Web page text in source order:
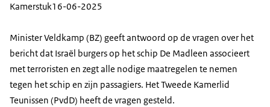
Kamerstuk16-06-2025
Minister Veldkamp (BZ) geeft antwoord op de vragen over het
bericht dat Israël burgers op het schip De Madleen associeert
met terroristen en zegt alle nodige maatregelen te nemen
tegen het schip en zijn passagiers. Het Tweede Kamerlid
Teunissen (PvdD) heeft de vragen gesteld.